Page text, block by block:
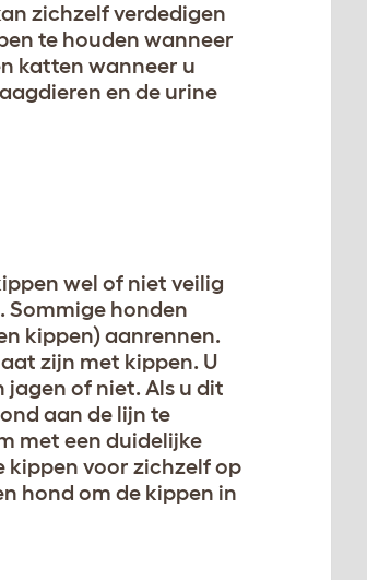
zichzelf verdedigen
te houden wanneer
katten wanneer u
en de urine
wel of niet veilig
Sommige honden
kippen) aanrennen.
zijn met kippen. U
jagen of niet. Als u dit
aan de lijn te
met een duidelijke
kippen voor zichzelf op
hond om de kippen in